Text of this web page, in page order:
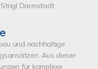
und nachhaltige
Aus dieser
für komplexe